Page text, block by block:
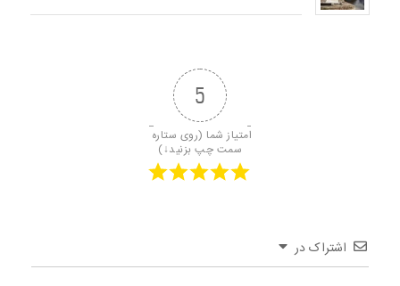
5
امتیاز شما (روی ستاره
سمت چپ بزنید↓)
اشتراک در